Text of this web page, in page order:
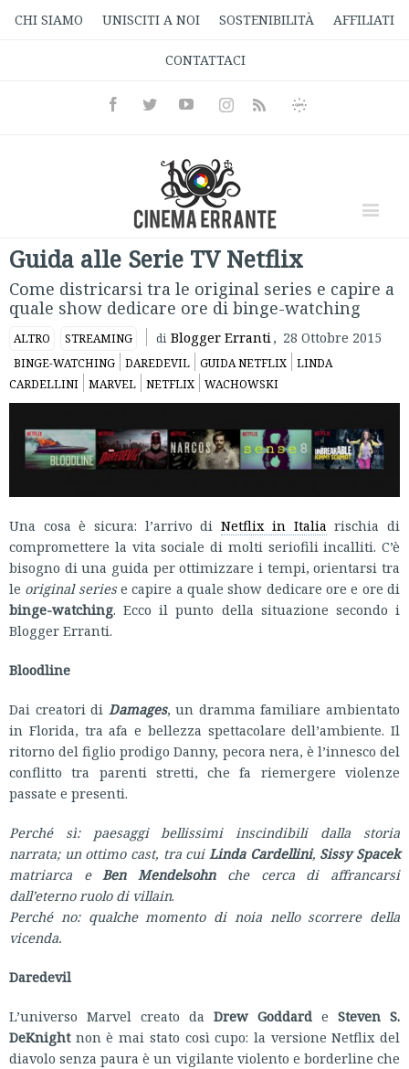
CHI SIAMO UNISCITI A NOI SOSTENIBILITÀ AFFILIATI
CONTATTACI
FacebookTwitterYoutubeInstagramRss
Informativa
Guida alle Serie TV Netflix
Come districarsi tra le original series e capire a
quale show dedicare ore di binge-watching
ALTRO STREAMING di Blogger Erranti, 28 Ottobre 2015
BINGE-WATCHING DAREDEVIL GUIDA NETFLIX
LINDA
CARDELLINI
MARVEL NETFLIX WACHOWSKI
Una cosa è sicura: l’arrivo diNetflix in Italia rischia di
compromettere la vita sociale di molti seriofili incalliti. C’è
bisogno di una guida per ottimizzare i tempi, orientarsi tra
le original seriese capire a quale show dedicare ore e ore di
binge-watching. Ecco il punto della situazione secondo i
Blogger Erranti.
Bloodline
Dai creatori di Damages, un dramma familiare ambientato
in Florida, tra afa e bellezza spettacolare dell’ambiente. Il
ritorno del figlio prodigo Danny, pecora nera, è l’innesco del
conflitto tra parenti stretti, che fa riemergere violenze
passate e presenti.
Perché sì: paesaggi bellissimi inscindibili dalla storia
narrata; un ottimo cast, tra cui Linda Cardellini, Sissy Spacek
matriarca eBen Mendelsohnche cerca di affrancarsi
dall’eterno ruolo di villain.
Perché no: qualche momento di noia nello scorrere della
vicenda.
Daredevil
L’universo Marvel creato da Drew Goddard e Steven S.
DeKnightnon è mai stato così cupo: la versione Netflix del
diavolo senza paura è un vigilante violento e borderline che